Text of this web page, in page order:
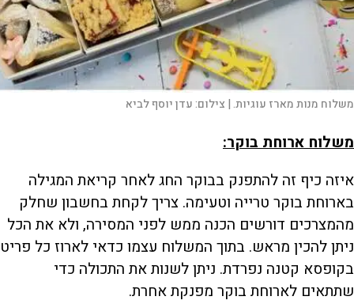
משלוח מנות מארז עוגיות. | צילום:עדן יוסף לביא
משלוח ארוחת בוקר:
איזה כיף זה להתפנק בבוקר החג לאחר קריאת המגילה
בארוחת בוקר טרייה וטעימה. צריך לקחת בחשבון שחלק
מהמצרכים דורשים הכנה ממש לפני המסירה, ולא את הכל
ניתן להכין מראש. בתוך המשלוח עצמו כדאי לארוז כל פריט
בקופסא קטנה נפרדת. ניתן לשנות את התכולה כדי
שתתאים לארוחת בוקר מפנקת אחרת.